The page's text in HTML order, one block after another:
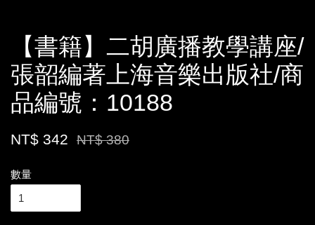
【書籍】二胡廣播教學講座/
張韶編著上海音樂出版社/商
品編號：10188
NT$ 342 NT$ 380
數量